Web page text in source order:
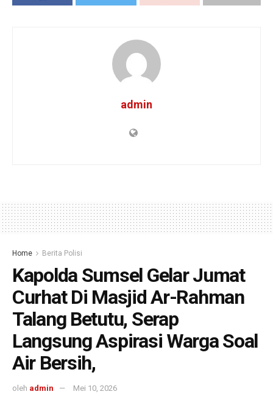
admin
Home Berita Polisi
Kapolda Sumsel Gelar Jumat
Curhat Di Masjid Ar-Rahman
Talang Betutu, Serap
Langsung Aspirasi Warga Soal
Air Bersih,
oleh admin Mei 10, 2026